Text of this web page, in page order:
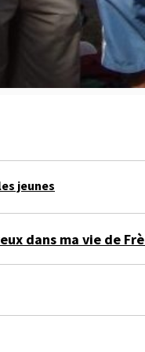
jeunes
dans ma vie de